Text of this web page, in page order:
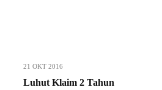
21 OKT 2016
Luhut Klaim 2 Tahun